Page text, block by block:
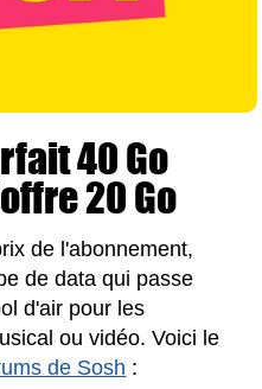
40 Go
20 Go
de l'abonnement,
de data qui passe
d'air pour les
ou vidéo. Voici le
de Sosh :